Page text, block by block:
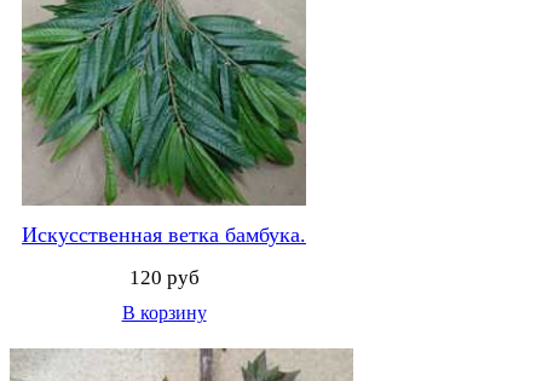
Искусственная ветка бамбука.
120 руб
В корзину